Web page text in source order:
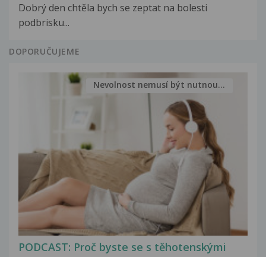
Dobrý den chtěla bych se zeptat na bolesti
podbrisku...
DOPORUČUJEME
PODCAST: Proč byste se s těhotenskými
Nevolnost nemusí být nutnou...